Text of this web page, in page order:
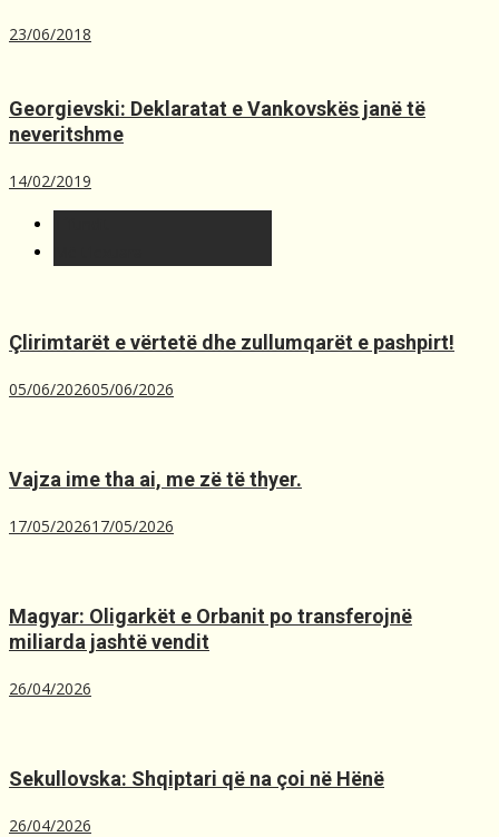
23/06/2018
Georgievski: Deklaratat e Vankovskës janë të
neveritshme
14/02/2019
Çlirimtarët e vërtetë dhe zullumqarët e pashpirt!
05/06/202605/06/2026
Vajza ime tha ai, me zë të thyer.
17/05/202617/05/2026
Magyar: Oligarkët e Orbanit po transferojnë
miliarda jashtë vendit
26/04/2026
Sekullovska: Shqiptari që na çoi në Hënë
26/04/2026